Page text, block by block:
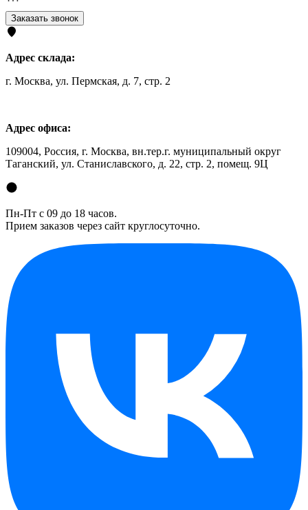
Заказать звонок
Адрес склада:
г. Москва, ул. Пермская, д. 7, стр. 2
Адрес офиса:
109004, Россия, г. Москва, вн.тер.г. муниципальный округ
Таганский, ул. Станиславского, д. 22, стр. 2, помещ. 9Ц
Пн-Пт с 09 до 18 часов.
Прием заказов через сайт круглосуточно.